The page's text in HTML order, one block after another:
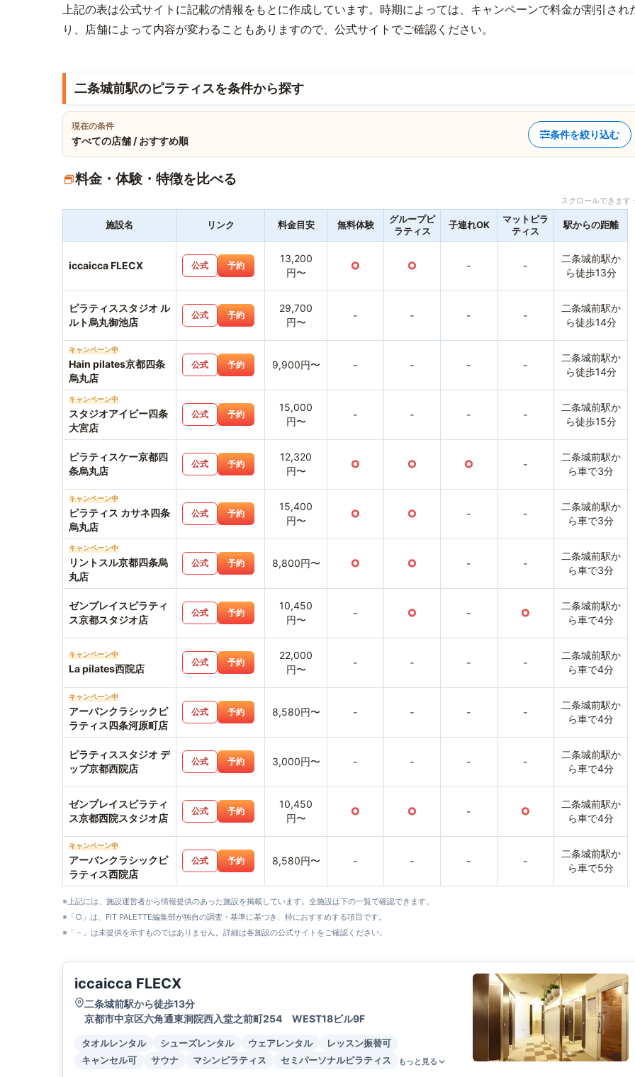
上記の表は公式サイトに記載の情報をもとに作成しています。時期によっては、キャンペーンで料金が割引され
り、店舗によって内容が変わることもありますので、公式サイトでご確認ください。
二条城前駅のピラティスを条件から探す
現在の条件
すべての店舗 / おすすめ順
条件を絞り込む
料金・体験・特徴を比べる
スクロールできま
施設名 リンク 料金目安 無料体験
グループピ
ラティス
子連れOK
マットピラ
ティス
駅からの距離
iccaicca FLECX 公式 予約
13,200
円〜
○ ○ - -
二条城前駅か
ら徒歩13分
ピラティススタジオ ル
ルト烏丸御池店
公式 予約
29,700
円〜
- - - -
二条城前駅か
ら徒歩14分
キャンペーン中
Hain pilates京都四条
烏丸店
公式 予約 9,900円〜 - - - -
二条城前駅か
ら徒歩14分
キャンペーン中
スタジオアイビー四条
大宮店
公式 予約
15,000
円〜
- - - -
二条城前駅か
ら徒歩15分
ピラティスケー京都四
条烏丸店
公式 予約
12,320
円〜
○ ○ ○ -
二条城前駅か
ら車で3分
キャンペーン中
ピラティス カサネ四条
烏丸店
公式 予約
15,400
円〜
○ ○ - -
二条城前駅か
ら車で3分
キャンペーン中
リントスル京都四条烏
丸店
公式 予約 8,800円〜 ○ ○ - -
二条城前駅か
ら車で3分
ゼンプレイスピラティ
ス京都スタジオ店
公式 予約
10,450
円〜
- ○ - ○
二条城前駅か
ら車で4分
キャンペーン中
La pilates西院店
公式 予約
22,000
円〜
- - - -
二条城前駅か
ら車で4分
キャンペーン中
アーバンクラシックピ
ラティス四条河原町店
公式 予約 8,580円〜 - - - -
二条城前駅か
ら車で4分
ピラティススタジオ デ
ップ京都西院店
公式 予約 3,000円〜 - - - -
二条城前駅か
ら車で4分
ゼンプレイスピラティ
ス京都西院スタジオ店
公式 予約
10,450
円〜
○ ○ - ○
二条城前駅か
ら車で4分
キャンペーン中
アーバンクラシックピ
ラティス西院店
公式 予約 8,580円〜 - - - -
二条城前駅か
ら車で5分
※上記には、施設運営者から情報提供のあった施設を掲載しています。全施設は下の一覧で確認できます。
※「○」は、FIT PALETTE編集部が独自の調査・基準に基づき、特におすすめする項目です。
※「－」は未提供を示すものではありません。詳細は各施設の公式サイトをご確認ください。
iccaicca FLECX
二条城前駅から徒歩13分
京都市中京区六角通東洞院西入堂之前町254 WEST18ビル9F
タオルレンタル シューズレンタル ウェアレンタル
レッスン振替可
キャンセル可
サウナ マシンピラティス セミパーソナルピラティス もっと見る